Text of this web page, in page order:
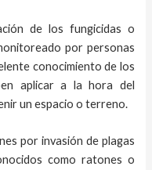
de los fungicidas o
por personas
conocimiento de los
aplicar a la hora del
un espacio o terreno.
por invasión de plagas
como ratones o